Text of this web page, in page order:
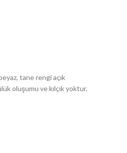
tane rengi açık
oluşumu ve kılçık yoktur.